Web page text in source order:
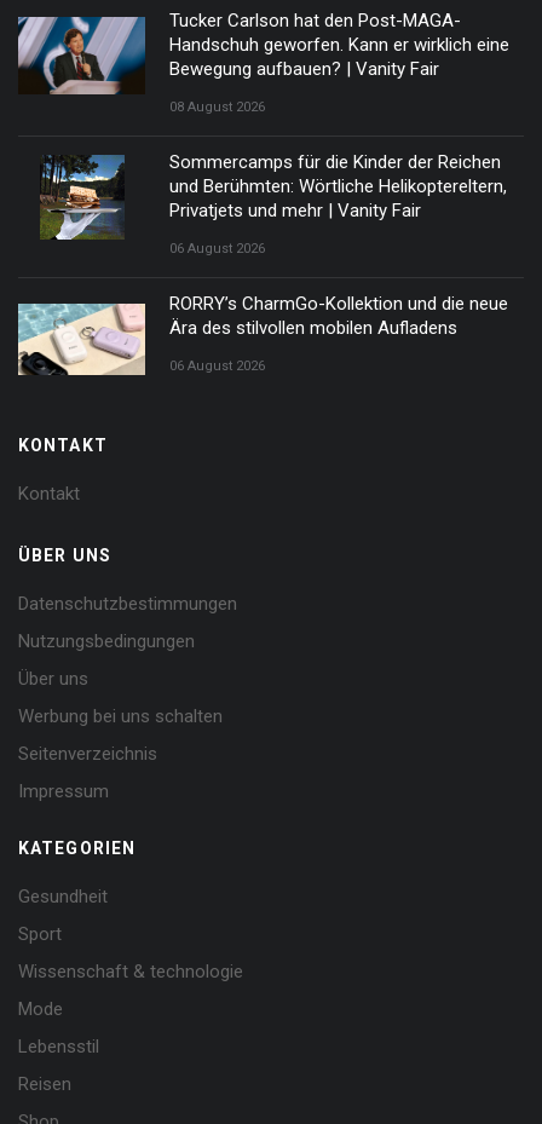
Tucker Carlson hat den Post-MAGA-
Handschuh geworfen. Kann er wirklich eine
Bewegung aufbauen? | Vanity Fair
08 August 2026
Sommercamps für die Kinder der Reichen
und Berühmten: Wörtliche Helikoptereltern,
Privatjets und mehr | Vanity Fair
06 August 2026
RORRY’s CharmGo-Kollektion und die neue
Ära des stilvollen mobilen Aufladens
06 August 2026
KONTAKT
Kontakt
ÜBER UNS
Datenschutzbestimmungen
Nutzungsbedingungen
Über uns
Werbung bei uns schalten
Seitenverzeichnis
Impressum
KATEGORIEN
Gesundheit
Sport
Wissenschaft & technologie
Mode
Lebensstil
Reisen